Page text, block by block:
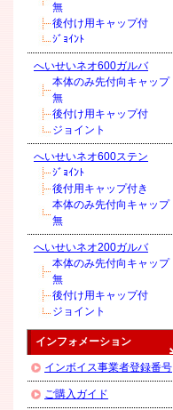
無
後付け用キャップ付
ｼﾞｮｲﾝﾄ
へいせいネオ600ガルバ
本体のみ先付向キャップ
無
後付け用キャップ付
ジョイント
へいせいネオ600ステン
ｼﾞｮｲﾝﾄ
後付用キャップ付き
本体のみ先付向キャップ
無
へいせいネオ200ガルバ
本体のみ先付向キャップ
無
後付け用キャップ付
ジョイント
インフォメーション
インボイス事業者登録番号
ご購入ガイド